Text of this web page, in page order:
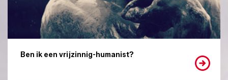
Ben ik een vrijzinnig-humanist?